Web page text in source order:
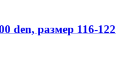
den, размер 116-122